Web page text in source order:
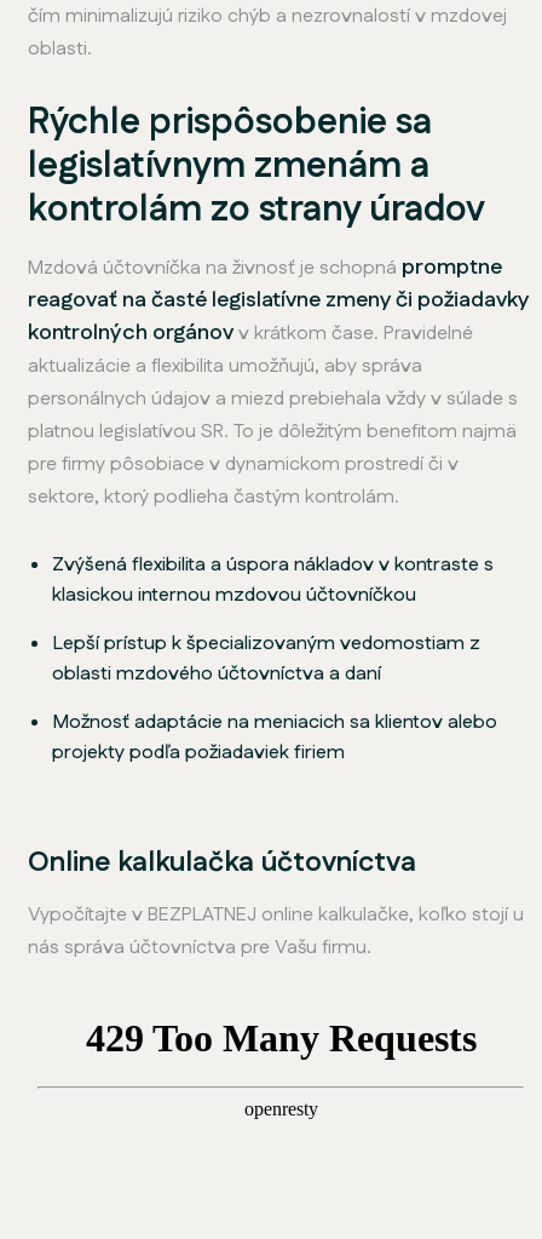
čím minimalizujú riziko chýb a nezrovnalostí v mzdovej
oblasti.
Rýchle prispôsobenie sa
legislatívnym zmenám a
kontrolám zo strany úradov
Mzdová účtovníčka na živnosť je schopná promptne
reagovať na časté legislatívne zmeny či požiadavky
kontrolných orgánovv krátkom čase. Pravidelné
aktualizácie a flexibilita umožňujú, aby správa
personálnych údajov a miezd prebiehala vždy v súlade s
platnou legislatívou SR. To je dôležitým benefitom najmä
pre firmy pôsobiace v dynamickom prostredí či v
sektore, ktorý podlieha častým kontrolám.
Zvýšená flexibilita a úspora nákladov v kontraste s
klasickou internou mzdovou účtovníčkou
Lepší prístup k špecializovaným vedomostiam z
oblasti mzdového účtovníctva a daní
Možnosť adaptácie na meniacich sa klientov alebo
projekty podľa požiadaviek firiem
Online kalkulačka účtovníctva
Vypočítajte v BEZPLATNEJ online kalkulačke, koľko stojí u
nás správa účtovníctva pre Vašu firmu.